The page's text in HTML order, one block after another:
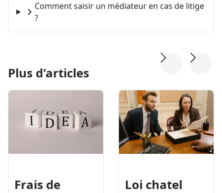
Comment saisir un médiateur en cas de litige
?
Plus d'articles
Frais de
Loi chatel